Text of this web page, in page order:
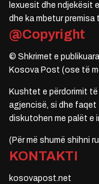
lexuesit dhe ndjekësit
dhe ka mbetur
@Copyright
© Shkrimet e
Kosova Post (ose të
Kushtet e përdorimit
agjencisë, si dhe faqet
diskutohen me palët e
(Për më shumë shihni
KONTAKTI
kosovapost.net